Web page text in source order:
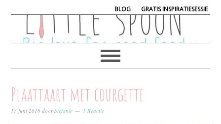
BLOG| GRATIS INSPIRATIESESSIE
Plaattaart met courgette
17 juni 2016 doorStefanie 1 Reactie